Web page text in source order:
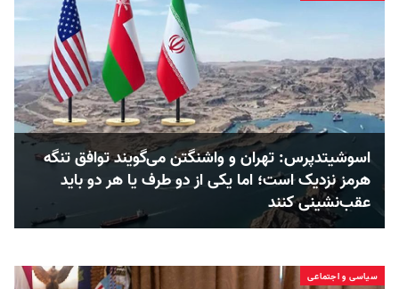
اسوشیتدپرس: تهران و واشنگتن می‌گویند توافق تنگه
هرمز نزدیک است؛ اما یکی از دو طرف یا هر دو باید
عقب‌نشینی کنند
سیاسی و اجتماعی